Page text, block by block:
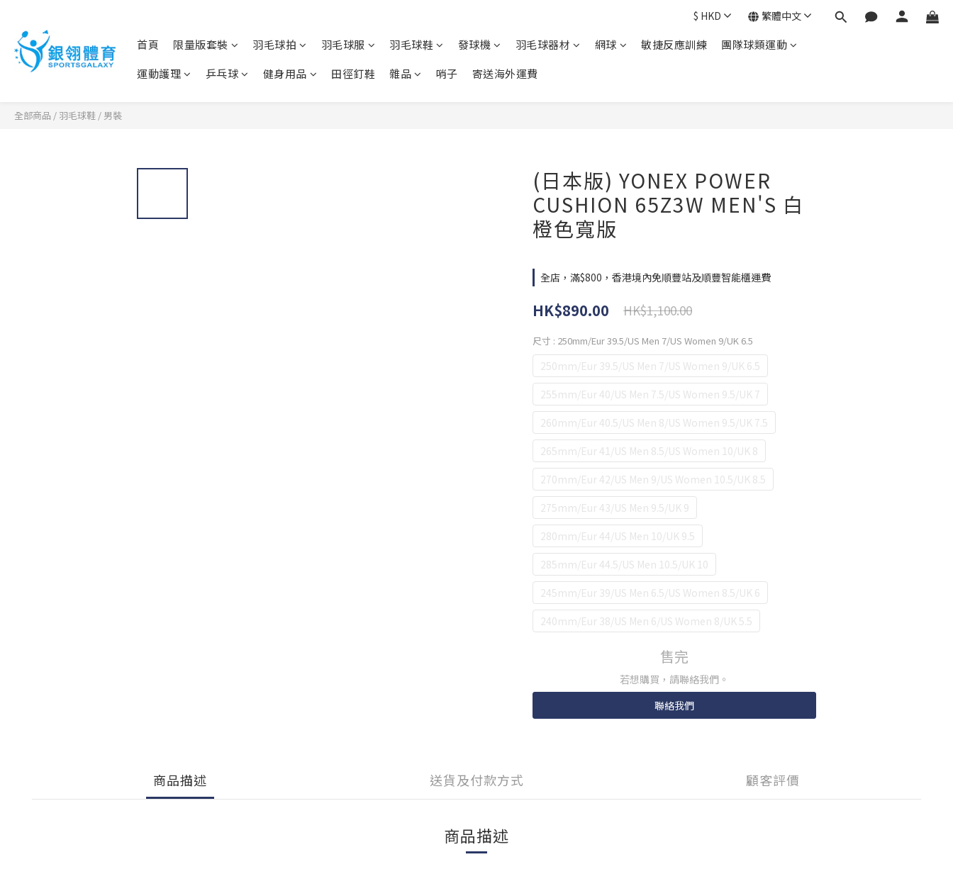
首頁 限量版套裝 羽毛球拍 羽毛球服 羽毛球鞋 發球機 羽毛球器材 網球 敏捷反應訓練
團隊球類運動
運動護理
乒乓球 健身用品 田徑釘鞋 雜品 哨子 寄送海外運費
$ HKD 繁體中文
全部商品 / 羽毛球鞋 / 男裝
(日本版) YONEX POWER
CUSHION 65Z3W MEN'S 白
橙色寬版
全店，滿$800，香港境內免順豐站及順豐智能櫃運費
HK$890.00 HK$1,100.00
尺寸 : 250mm/Eur 39.5/US Men 7/US Women 9/UK 6.5
250mm/Eur 39.5/US Men 7/US Women 9/UK 6.5
255mm/Eur 40/US Men 7.5/US Women 9.5/UK 7
260mm/Eur 40.5/US Men 8/US Women 9.5/UK 7.5
265mm/Eur 41/US Men 8.5/US Women 10/UK 8
270mm/Eur 42/US Men 9/US Women 10.5/UK 8.5
275mm/Eur 43/US Men 9.5/UK 9
280mm/Eur 44/US Men 10/UK 9.5
285mm/Eur 44.5/US Men 10.5/UK 10
245mm/Eur 39/US Men 6.5/US Women 8.5/UK 6
240mm/Eur 38/US Men 6/US Women 8/UK 5.5
售完
若想購買，請聯絡我們。
聯絡我們
商品描述 送貨及付款方式 顧客評價
商品描述